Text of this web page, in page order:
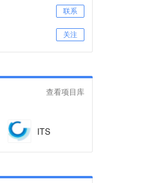
联系
关注
查看项目库
ITS